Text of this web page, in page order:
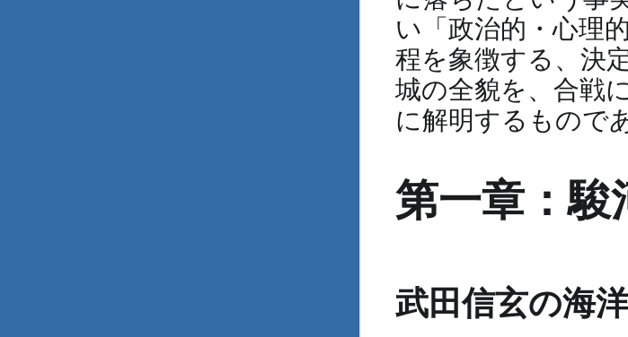
い「政治的・心理
程を象徴する、決
城の全貌を、合戦
に解明するもので
第一章：駿
武田信玄の海